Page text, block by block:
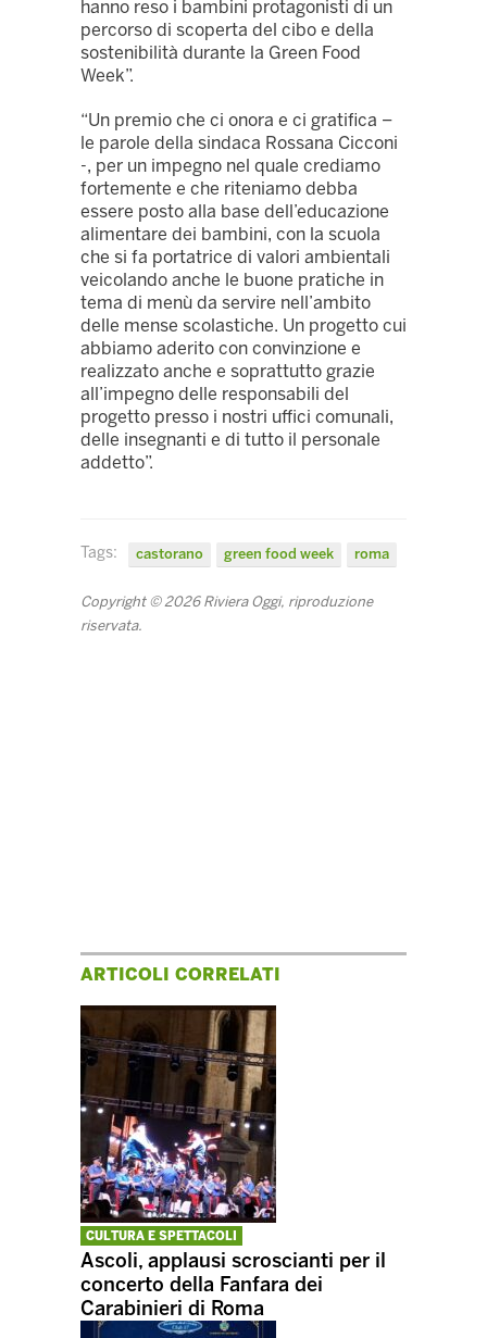
hanno reso i bambini protagonisti di un
percorso di scoperta del cibo e della
sostenibilità durante la Green Food
Week”.
“Un premio che ci onora e ci gratifica –
le parole della sindaca Rossana Cicconi
-, per un impegno nel quale crediamo
fortemente e che riteniamo debba
essere posto alla base dell’educazione
alimentare dei bambini, con la scuola
che si fa portatrice di valori ambientali
veicolando anche le buone pratiche in
tema di menù da servire nell’ambito
delle mense scolastiche. Un progetto cui
abbiamo aderito con convinzione e
realizzato anche e soprattutto grazie
all’impegno delle responsabili del
progetto presso i nostri uffici comunali,
delle insegnanti e di tutto il personale
addetto”.
Tags: castorano green food week roma
Copyright © 2026 Riviera Oggi, riproduzione
riservata.
ARTICOLI CORRELATI
CULTURA E SPETTACOLI
Ascoli, applausi scroscianti per il
concerto della Fanfara dei
Carabinieri di Roma